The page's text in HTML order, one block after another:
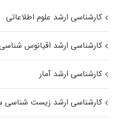
کارشناسی ارشد علوم اطلاعاتی
کارشناسی ارشد اقیانوس‌
کارشناسی ارشد آمار
کارشناسی ارشد زیست شناسی